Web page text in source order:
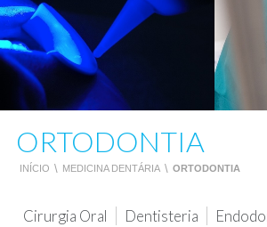
ORTODONTIA
INÍCIO \ MEDICINA DENTÁRIA \ ORTODONTIA
Cirurgia Oral Dentisteria